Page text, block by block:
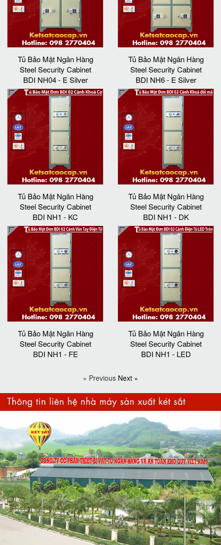
Tủ Bảo Mật Ngân Hàng
Steel Security Cabinet
BDI NH04 - E Silver
Tủ Bảo Mật Ngân Hàng
Steel Security Cabinet
BDI NH6 - E Silver
Tủ Bảo Mật Ngân Hàng
Steel Security Cabinet
BDI NH1 - KC
Tủ Bảo Mật Ngân Hàng
Steel Security Cabinet
BDI NH1 - DK
Tủ Bảo Mật Ngân Hàng
Steel Security Cabinet
BDI NH1 - FE
Tủ Bảo Mật Ngân Hàng
Steel Security Cabinet
BDI NH1 - LED
« Previous Next »